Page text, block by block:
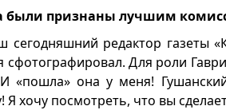
были признаны лучшим
редактор газеты
сфотографировал. Для роли
«пошла» она у меня!
Я хочу посмотреть, что вы